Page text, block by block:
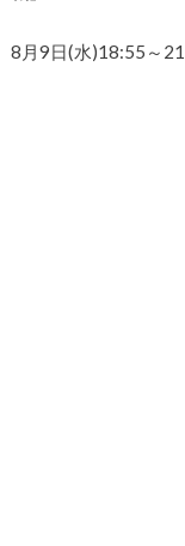
8月9日(水)18:55～